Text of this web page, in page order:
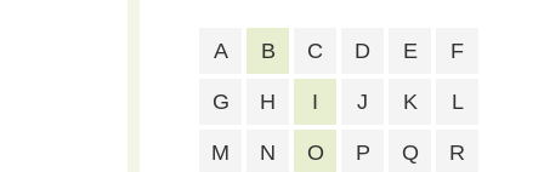
A B C D E F
G H I J K L
M N O P Q R